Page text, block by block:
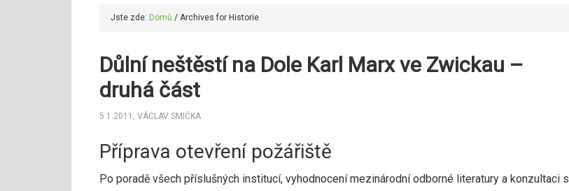
Jste zde: Domů / Archives for Historie
Důlní neštěstí na Dole Karl Marx ve Zwickau –
druhá část
5.1.2011 , VÁCLAV SMIČKA
Příprava otevření požářiště
Po poradě všech příslušných institucí, vyhodnocení mezinárodní odborné literatury a konzultaci s